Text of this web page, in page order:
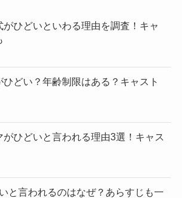
がひどいといわる理由を調査！キャ
どい？年齢制限はある？キャスト
がひどいと言われる理由3選！キャス
と言われるのはなぜ？あらすじも一